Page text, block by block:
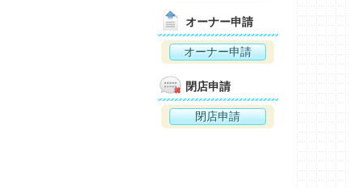
オーナー申請
オーナー申請
閉店申請
閉店申請